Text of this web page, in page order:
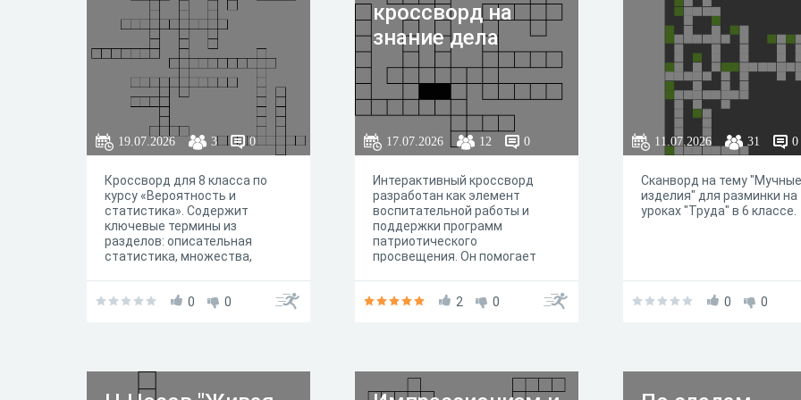
19.07.2026 3 0
Кроссворд для 8 класса по
курсу «Вероятность и
статистика». Содержит
ключевые термины из
разделов: описательная
статистика, множества,
материала.
0 0
кроссворд на
знание дела
17.07.2026 12 0
Интерактивный кроссворд
разработан как элемент
воспитательной работы и
поддержки программ
патриотического
просвещения. Он помогает
закреплять знания по истории
возрастных особенностей
подростков 12 лет и
2 0
11.07.2026 31 0
Сканворд на тему "Мучные
изделия" для разминки на
уроках "Труда" в 6 классе.
0 0